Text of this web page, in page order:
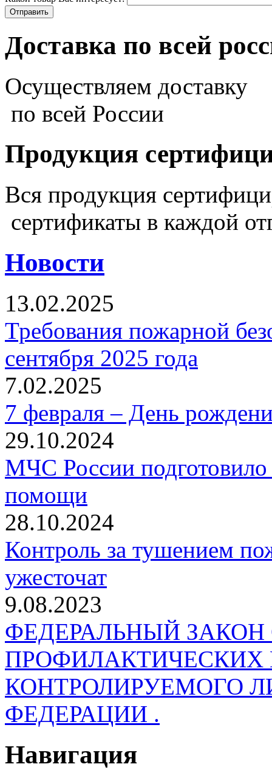
Доставка по всей
Осуществляем доставку
по всей России
Продукция
Вся продукция
сертификаты в каждой
Новости
13.02.2025
Требования пожарной
сентября 2025 года
7.02.2025
7 февраля – День
29.10.2024
МЧС России
помощи
28.10.2024
Контроль за тушением
ужесточат
9.08.2023
ФЕДЕРАЛЬНЫЙ
КОНТРОЛИРУЕМОГО
ФЕДЕРАЦИИ .
Навигация